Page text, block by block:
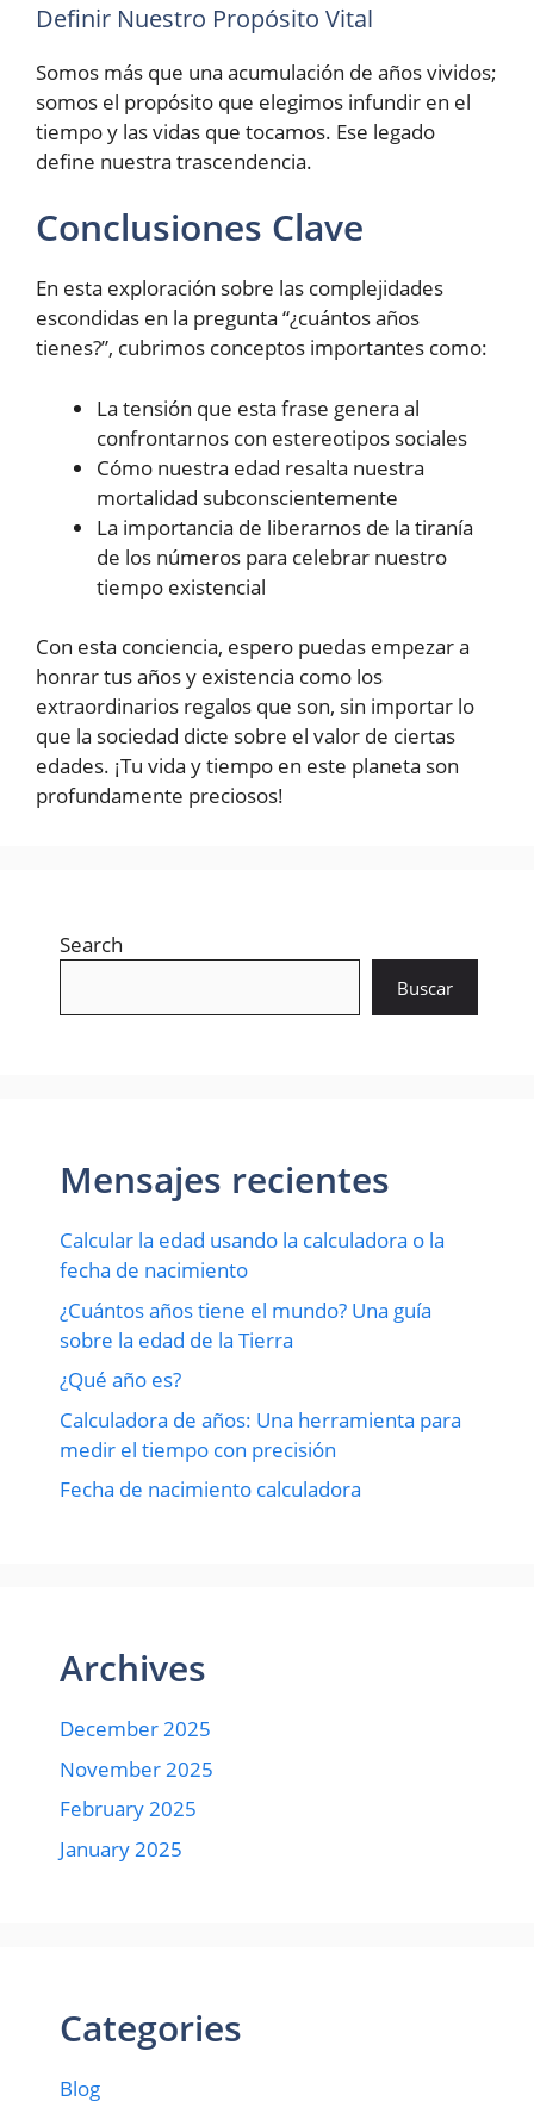
Definir Nuestro Propósito Vital
Somos más que una acumulación de años vividos;
somos el propósito que elegimos infundir en el
tiempo y las vidas que tocamos. Ese legado
define nuestra trascendencia.
Conclusiones Clave
En esta exploración sobre las complejidades
escondidas en la pregunta “¿cuántos años
tienes?”, cubrimos conceptos importantes como:
La tensión que esta frase genera al
confrontarnos con estereotipos sociales
Cómo nuestra edad resalta nuestra
mortalidad subconscientemente
La importancia de liberarnos de la tiranía
de los números para celebrar nuestro
tiempo existencial
Con esta conciencia, espero puedas empezar a
honrar tus años y existencia como los
extraordinarios regalos que son, sin importar lo
que la sociedad dicte sobre el valor de ciertas
edades. ¡Tu vida y tiempo en este planeta son
profundamente preciosos!
Search
Buscar
Mensajes recientes
Calcular la edad usando la calculadora o la
fecha de nacimiento
¿Cuántos años tiene el mundo? Una guía
sobre la edad de la Tierra
¿Qué año es?
Calculadora de años: Una herramienta para
medir el tiempo con precisión
Fecha de nacimiento calculadora
Archives
December 2025
November 2025
February 2025
January 2025
Categories
Blog